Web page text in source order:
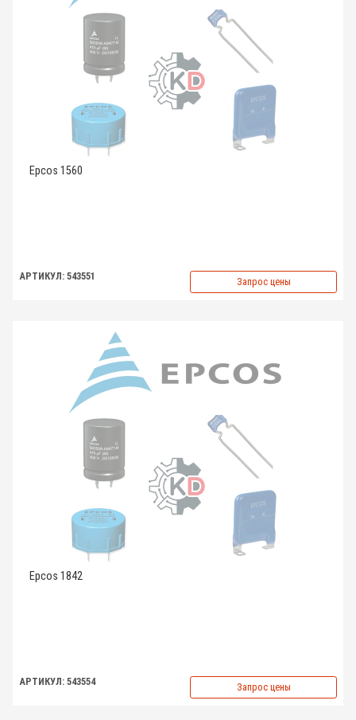
Epcos 1560
АРТИКУЛ: 543551 Запрос цены
Epcos 1842
АРТИКУЛ: 543554 Запрос цены